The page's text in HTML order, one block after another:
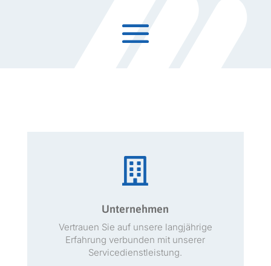

Unternehmen
Ver­trauen Sie auf unsere langjährige
Erfahrung ver­bun­den mit unser­er
Servicedienstleistung.